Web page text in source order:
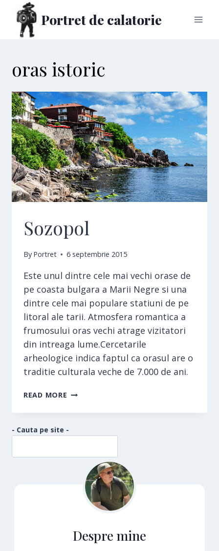
content
Portret de calatorie
oras istoric
Sozopol
By Portret 6 septembrie 2015
Este unul dintre cele mai vechi orase de
pe coasta bulgara a Marii Negre si una
dintre cele mai populare statiuni de pe
litoral ale tarii. Atmosfera romantica a
frumosului oras vechi atrage vizitatori
din intreaga lume.Cercetarile
arheologice indica faptul ca orasul are o
traditie culturala veche de 7.000 de ani.
READ MORE SOZOPOL
- Cauta pe site -
Despre mine